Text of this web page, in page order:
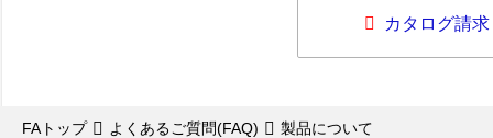
カタログ請求
FAトップ よくあるご質問(FAQ)
製品について